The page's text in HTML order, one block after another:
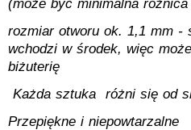
(może być minimalna
rozmiar otworu ok. 1,1 mm
wchodzi w środek, więc
biżuterię
Każda sztuka różni się od
Przepiękne i niepowtarzalne